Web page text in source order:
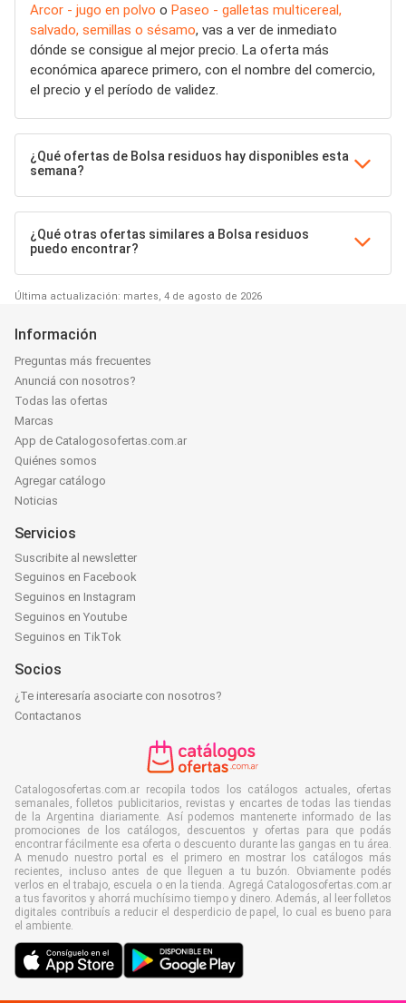
Arcor - jugo en polvo o Paseo - galletas multicereal,
salvado, semillas o sésamo, vas a ver de inmediato
dónde se consigue al mejor precio. La oferta más
económica aparece primero, con el nombre del comercio,
el precio y el período de validez.
¿Qué ofertas de Bolsa residuos hay disponibles esta
semana?
¿Qué otras ofertas similares a Bolsa residuos
puedo encontrar?
Última actualización: martes, 4 de agosto de 2026
Información
Preguntas más frecuentes
Anunciá con nosotros?
Todas las ofertas
Marcas
App de Catalogosofertas.com.ar
Quiénes somos
Agregar catálogo
Noticias
Servicios
Suscribite al newsletter
Seguinos en Facebook
Seguinos en Instagram
Seguinos en Youtube
Seguinos en TikTok
Socios
¿Te interesaría asociarte con nosotros?
Contactanos
Catalogosofertas.com.ar recopila todos los catálogos actuales, ofertas
semanales, folletos publicitarios, revistas y encartes de todas las tiendas
de la Argentina diariamente. Así podemos mantenerte informado de las
promociones de los catálogos, descuentos y ofertas para que podás
encontrar fácilmente esa oferta o descuento durante las gangas en tu área.
A menudo nuestro portal es el primero en mostrar los catálogos más
recientes, incluso antes de que lleguen a tu buzón. Obviamente podés
verlos en el trabajo, escuela o en la tienda. Agregá Catalogosofertas.com.ar
a tus favoritos y ahorrá muchísimo tiempo y dinero. Además, al leer folletos
digitales contribuís a reducir el desperdicio de papel, lo cual es bueno para
el ambiente.